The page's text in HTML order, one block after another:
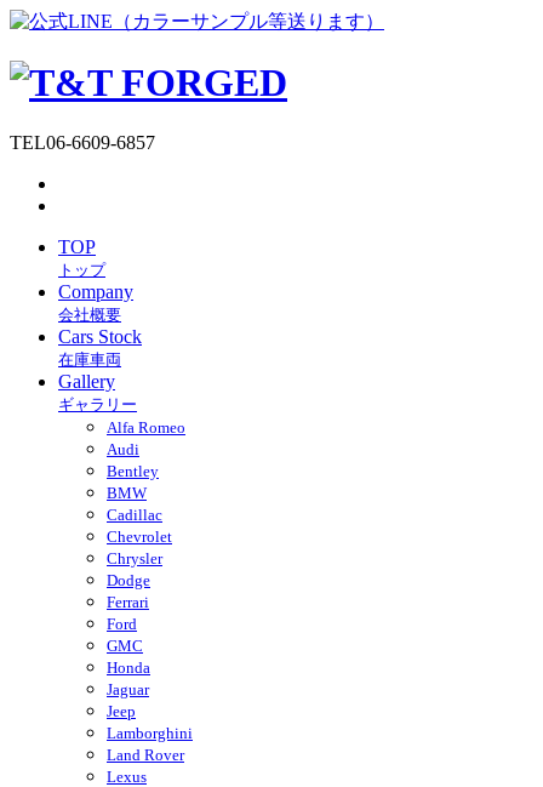
TEL06-6609-6857
TOP
トップ
Company
会社概要
Cars Stock
在庫車両
Gallery
ギャラリー
Alfa Romeo
Audi
Bentley
BMW
Cadillac
Chevrolet
Chrysler
Dodge
Ferrari
Ford
GMC
Honda
Jaguar
Jeep
Lamborghini
Land Rover
Lexus